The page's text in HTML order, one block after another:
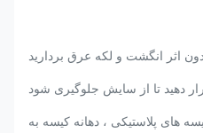
های پلاستیکی ، دهانه کیسه به